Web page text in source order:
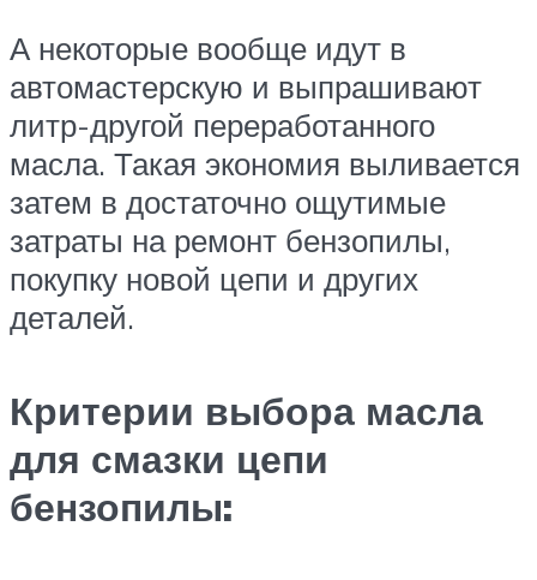
А некоторые вообще идут в
автомастерскую и выпрашивают
литр-другой переработанного
масла. Такая экономия выливается
затем в достаточно ощутимые
затраты на ремонт бензопилы,
покупку новой цепи и других
деталей.
Критерии выбора масла
для смазки цепи
бензопилы: